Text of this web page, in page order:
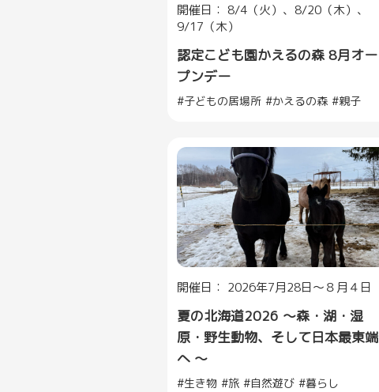
開催日： 8/4（火）、8/20（木）、
9/17（木）
認定こども園かえるの森 8月オー
プンデー
子どもの居場所 かえるの森 親子
開催日： 2026年7月28日～８月４日
夏の北海道2026 ～森・湖・湿
原・野生動物、そして日本最東端
へ ～
生き物 旅 自然遊び
暮らし